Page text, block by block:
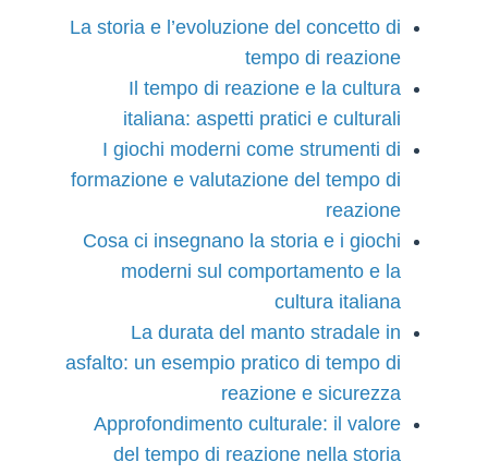
La storia e l’evoluzione del concetto di
tempo di reazione
Il tempo di reazione e la cultura
italiana: aspetti pratici e culturali
I giochi moderni come strumenti di
formazione e valutazione del tempo di
reazione
Cosa ci insegnano la storia e i giochi
moderni sul comportamento e la
cultura italiana
La durata del manto stradale in
asfalto: un esempio pratico di tempo di
reazione e sicurezza
Approfondimento culturale: il valore
del tempo di reazione nella storia